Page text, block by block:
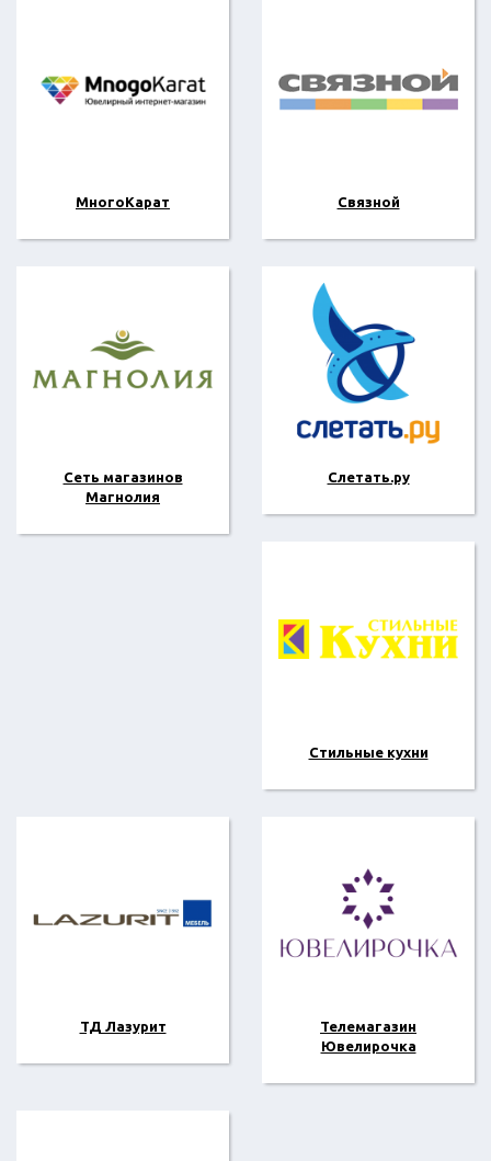
МногоКарат Связной
Сеть магазинов
Магнолия
Слетать.ру
Стильные кухни
ТД Лазурит
Телемагазин
Ювелирочка